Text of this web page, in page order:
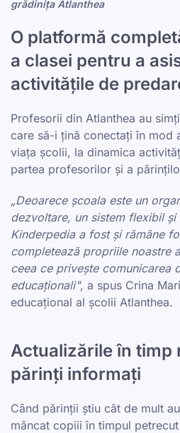
grădinița Atlanthea
O platformă
a clasei pentru a
activitățile de
Profesorii din Atlanthea au
care să-i țină conectați în mod
viața școlii, la dinamica
partea profesorilor și a
„Deoarece școala este un
dezvoltare, un sistem flexibil
Kinderpedia a fost și rămâne
completează propriile noastre
ceea ce privește comunicarea
educaționali", a spus Crina
educațional al școlii Atlanthea.
Actualizările în timp
părinți informați
Când părinții știu cât de mult
mâncat copiii în timpul